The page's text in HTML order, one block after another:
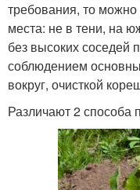
требования, то
места: не в тени, на
без высоких соседей
соблюдением
вокруг, очисткой
Различают 2 способа